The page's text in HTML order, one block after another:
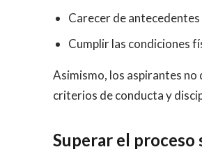
Carecer de antecedentes
Cumplir las condiciones
Asimismo, los aspirantes no
criterios de conducta y
Superar el proceso